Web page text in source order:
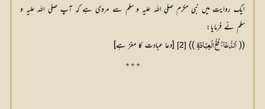
ایک روایت میں نبی مکرم صلی اللہ علیہ و سلم سے مروی ہے کہ آپ صلی اللہ علیہ و
سلم نے فرمایا:
(( اَلدُّ عَائُ مُخُّ الْعِبَادَۃِ ))
[2]
[دعا عبادت کا مغز ہے]
٭٭٭